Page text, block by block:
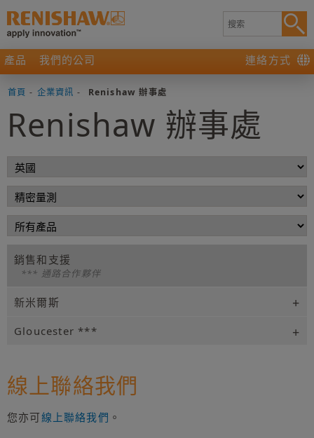
產品 我們的公司 連絡方式
首頁 - 企業資訊 - Renishaw 辦事處
Renishaw 辦事處
銷售和支援
*** 通路合作夥伴
新米爾斯
Gloucester ***
線上聯絡我們
您亦可線上聯絡我們 。